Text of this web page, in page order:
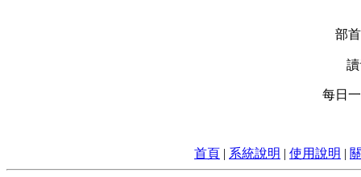
部
每日
首頁 | 系統說明 | 使用說明 |